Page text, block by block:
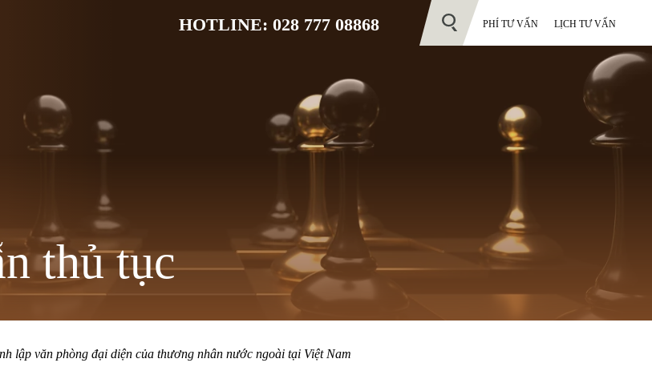
HOTLINE: 028 777 08868 PHÍ TƯ VẤN LỊCH TƯ VẤN
thủ tục
lập văn phòng đại diện của thương nhân nước ngoài tại Việt Nam